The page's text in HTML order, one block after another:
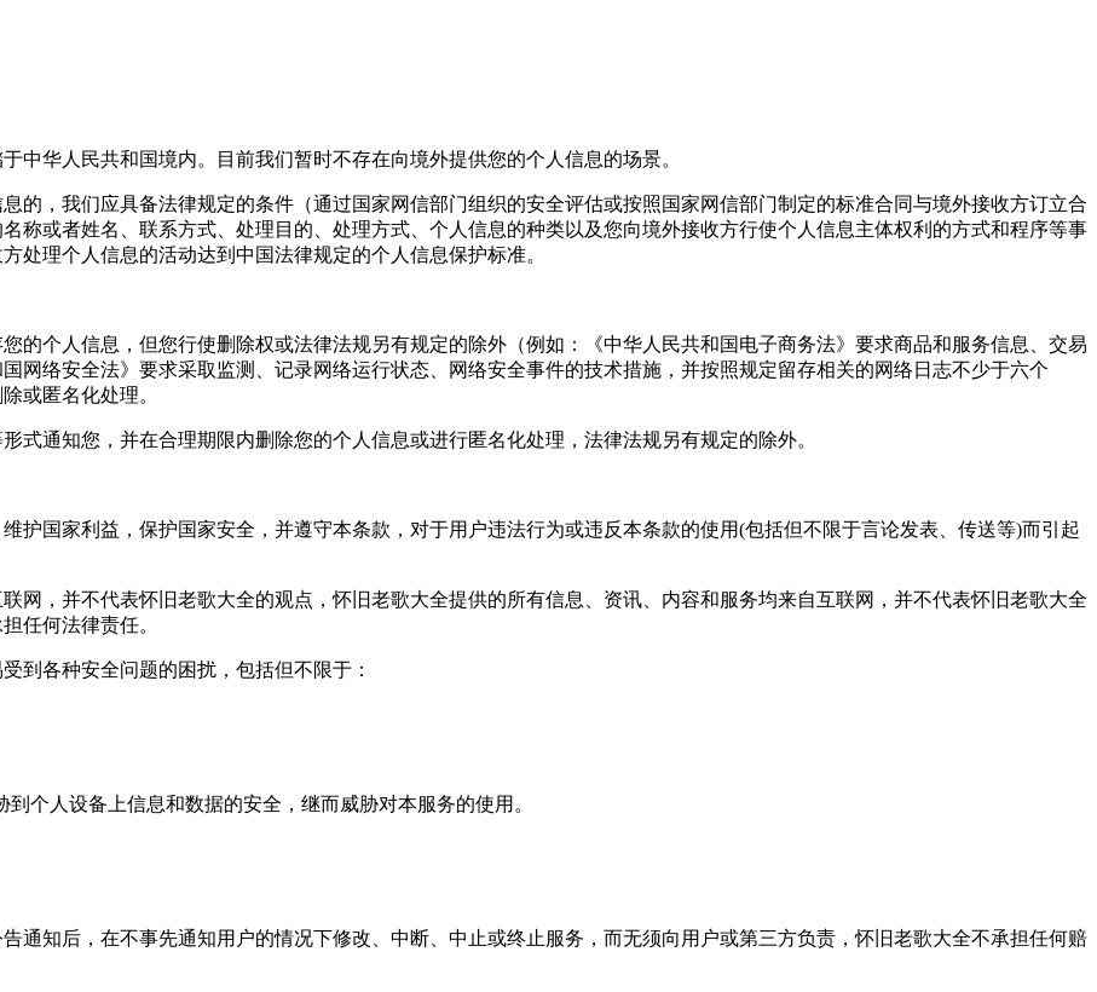
中华人民共和国境内。目前我们暂时不存在向境外提供您的个人信息的场景。
的，我们应具备法律规定的条件（通过国家网信部门组织的安全评估或按照国家网信部门制定的标准合同与境外接收方订立合
称或者姓名、联系方式、处理目的、处理方式、个人信息的种类以及您向境外接收方行使个人信息主体权利的方式和程序等事
处理个人信息的活动达到中国法律规定的个人信息保护标准。
的个人信息，但您行使删除权或法律法规另有规定的除外（例如：《中华人民共和国电子商务法》要求商品和服务信息、交易
网络安全法》要求采取监测、记录网络运行状态、网络安全事件的技术措施，并按照规定留存相关的网络日志不少于六个
或匿名化处理。
式通知您，并在合理期限内删除您的个人信息或进行匿名化处理，法律法规另有规定的除外。
护国家利益，保护国家安全，并遵守本条款，对于用户违法行为或违反本条款的使用(包括但不限于言论发表、传送等)而引起
网，并不代表怀旧老歌大全的观点，怀旧老歌大全提供的所有信息、资讯、内容和服务均来自互联网，并不代表怀旧老歌大全
任何法律责任。
到各种安全问题的困扰，包括但不限于：
个人设备上信息和数据的安全，继而威胁对本服务的使用。
通知后，在不事先通知用户的情况下修改、中断、中止或终止服务，而无须向用户或第三方负责，怀旧老歌大全不承担任何赔